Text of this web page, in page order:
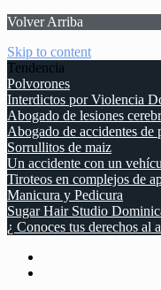
Volver Arriba
Skip to content
Tendencia
Polvorones
Interdictos por Violencia
Abogado de lesiones
Abogado de accidentes de
Sorrullitos de maiz
Un accidente con un
Tiroteos en complejos de
Manicura y Pedicura
Sugar Hair Studio
¿ Conoces tus derechos al